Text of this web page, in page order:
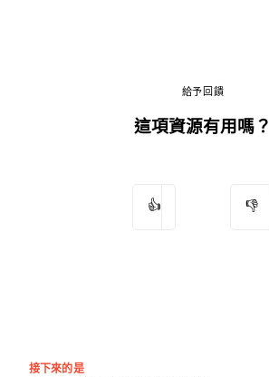
給予回饋
這項資源有用嗎？
👍 👎
接下來的是